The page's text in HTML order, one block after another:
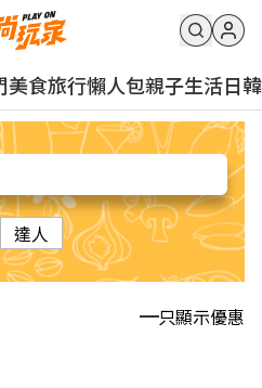
美食旅行懶人包親子生活日韓
達人
只顯示優惠